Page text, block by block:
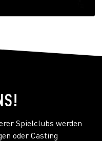
Spielclubs werden
oder Casting